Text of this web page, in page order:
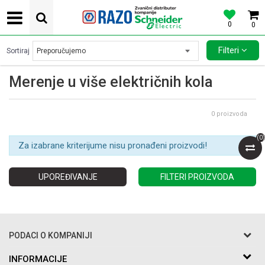
0
0
POVOLJNE CENE AUTOMATSKIH OSIGURACA SCHNEIDER ELECTRIC
(0)
Merenje u više električnih kola
Sortiraj Filteri
0 proizvoda
Za izabrane kriterijume nisu pronađeni proizvodi!
UPOREĐIVANJE FILTERI PROIZVODA
PODACI O KOMPANIJI
Razo DOO
INFORMACIJE